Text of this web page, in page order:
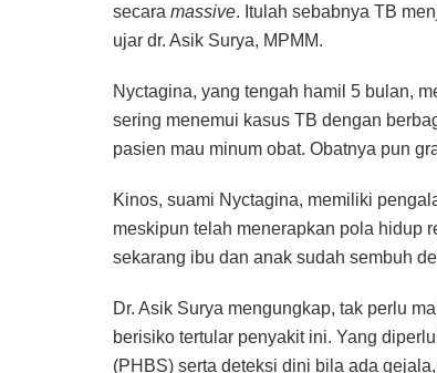
secara massive. Itulah sebabnya TB
ujar dr. Asik Surya, MPMM.
Nyctagina, yang tengah hamil 5 bulan,
sering menemui kasus TB dengan
pasien mau minum obat. Obatnya pun
Kinos, suami Nyctagina, memiliki
meskipun telah menerapkan pola hidup
sekarang ibu dan anak sudah sembuh
Dr. Asik Surya mengungkap, tak perlu
berisiko tertular penyakit ini. Yang
(PHBS) serta deteksi dini bila ada